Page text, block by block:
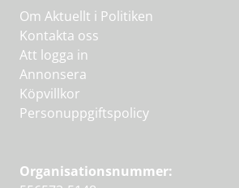
Om Aktuellt i Politiken
Kontakta oss
Att logga in
Annonsera
Köpvillkor
Personuppgiftspolicy
Organisationsnummer: